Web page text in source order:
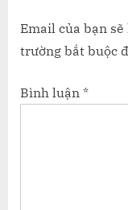
Email của bạn
trường bắt buộc
Bình luận *